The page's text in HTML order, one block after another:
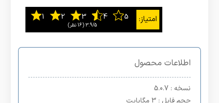
3.9/5
اطلاعات محصول
نسخه : 5.0.7
حجم فایل : 3 مگابایت